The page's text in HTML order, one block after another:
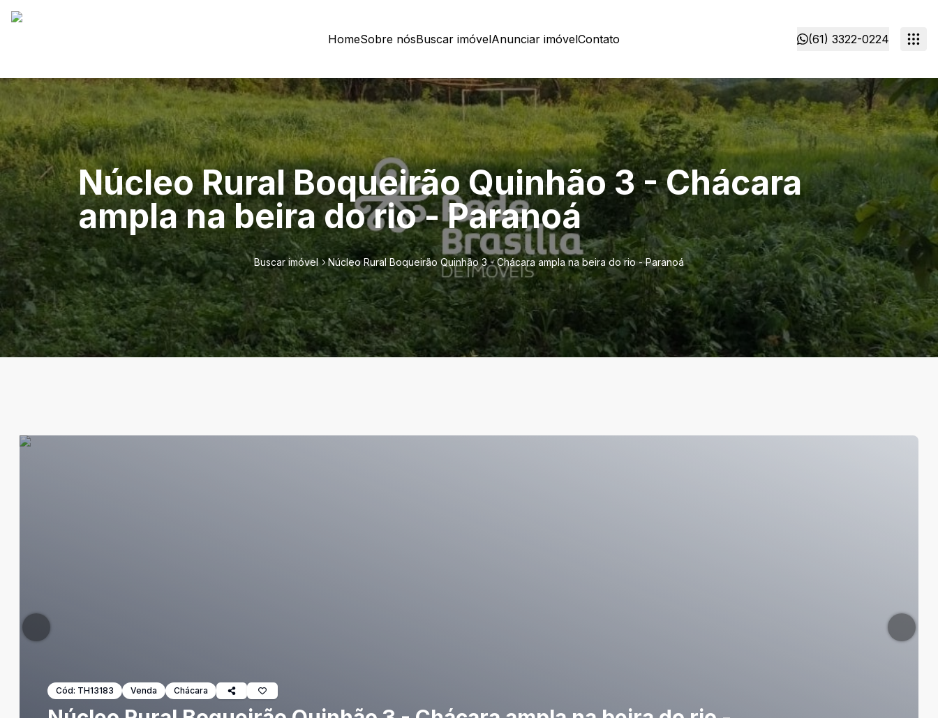
HomeSobre nósBuscar imóvelAnunciar imóvelContato (61) 3322-0224
Núcleo Rural Boqueirão Quinhão 3 - Chácara
ampla na beira do rio - Paranoá
Buscar imóvel Núcleo Rural Boqueirão Quinhão 3 - Chácara ampla na beira do rio - Paranoá
Cód: TH13183 Venda Chácara